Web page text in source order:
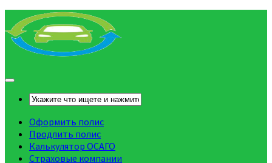
Оформить полис
Продлить полис
Калькулятор ОСАГО
Страховые компании